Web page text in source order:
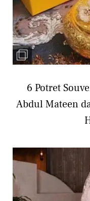
6 Potret
Abdul Mateen